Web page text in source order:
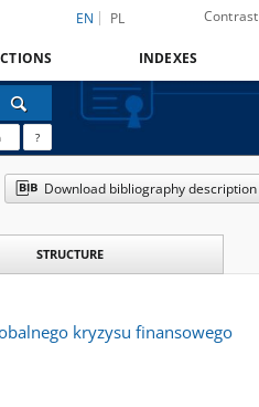
EN PL Contrast
INDEXES
?
Download bibliography description
STRUCTURE
kryzysu finansowego